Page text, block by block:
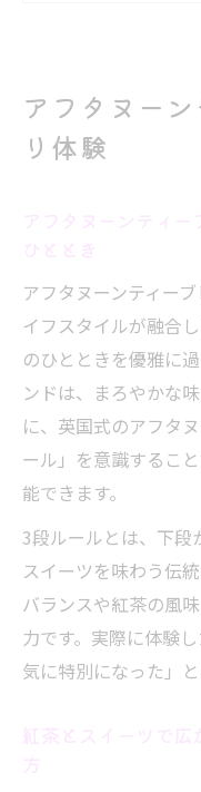
アフタヌ
ティーバッ
限に引き出
紅茶本来の
能しよう
アフタヌー
差がつく味
ティーバッ
ティーの風味
アフタヌー
の世界
3段ルールを知
アフタヌー
アフタヌー
り体験
アフタヌーンティー
イフスタイルが融合
のひとときを優雅に
ンドは、まろやかな
に、英国式のアフタ
ール」を意識するこ
能できます。
3段ルールとは、下段
スイーツを味わう伝
バランスや紅茶の風
力です。実際に体験
気に特別になった」